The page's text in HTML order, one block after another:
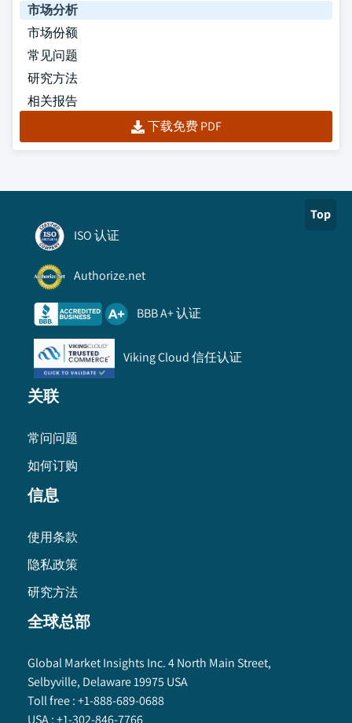
市场分析
市场份额
常见问题
研究方法
相关报告
下载免费 PDF
Top
ISO 认证
Authorize.net
BBB A+ 认证
Viking Cloud 信任认证
关联
常问问题
如何订购
信息
使用条款
隐私政策
研究方法
全球总部
Global Market Insights Inc. 4 North Main Street,
Selbyville, Delaware 19975 USA
Toll free :+1-888-689-0688